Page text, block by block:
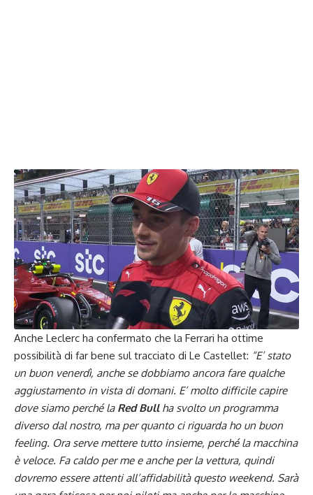
Anche Leclerc ha confermato che la Ferrari ha ottime
possibilità di far bene sul tracciato di Le Castellet: “E’ stato
un buon venerdì, anche se dobbiamo ancora fare qualche
aggiustamento in vista di domani. E’ molto difficile capire
dove siamo perché la Red Bull ha svolto un programma
diverso dal nostro, ma per quanto ci riguarda ho un buon
feeling. Ora serve mettere tutto insieme, perché la macchina
è veloce. Fa caldo per me e anche per la vettura, quindi
dovremo essere attenti all’affidabilità questo weekend. Sarà